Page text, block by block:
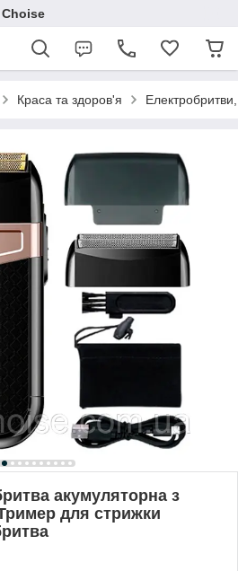
Choise
Краса та здоров'я
акумуляторна з
для стрижки